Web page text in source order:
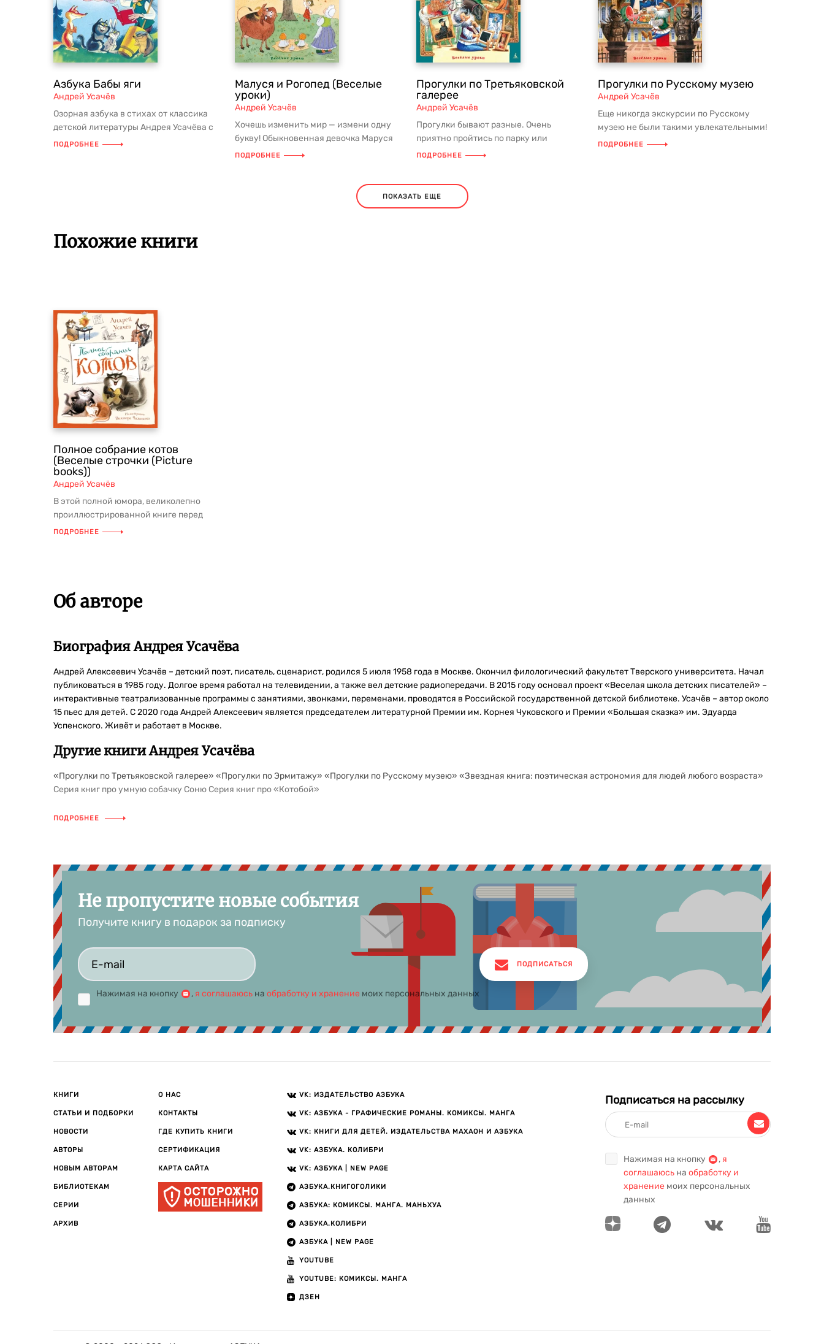
Азбука Бабы яги
Андрей Усачёв
Озорная азбука в стихах от классика
детской литературы Андрея Усачёва с
неповторимыми иллюстрациями ...
ПОДРОБНЕЕ
Малуся и Рогопед (Веселые
уроки)
Андрей Усачёв
Хочешь изменить мир — измени одну
букву! Обыкновенная девочка Маруся
ужасно не любила ни с кем знак...
ПОДРОБНЕЕ
Прогулки по Третьяковской
галерее
Андрей Усачёв
Прогулки бывают разные. Очень
приятно пройтись по парку или
побродить вдоль берега моря, но есть
ПОДРОБНЕЕ
Прогулки по Русскому музею
Андрей Усачёв
Еще никогда экскурсии по Русскому
музею не были такими увлекательными!
В этой развивающей книге Андр...
ПОДРОБНЕЕ
ПОКАЗАТЬ ЕЩЕ
Похожие книги
Полное собрание котов
(Веселые строчки (Picture
books))
Андрей Усачёв
В этой полной юмора, великолепно
проиллюстрированной книге перед
читателями предстанут коты всех пор...
ПОДРОБНЕЕ
Об авторе
Биография Андрея Усачёва
Андрей Алексеевич Усачёв – детский поэт, писатель, сценарист, родился 5 июля 1958 года в Москве. Окончил филологический факультет Тверского университета. Начал
публиковаться в 1985 году. Долгое время работал на телевидении, а также вел детские радиопередачи. В 2015 году основал проект «Веселая школа детских писателей» –
интерактивные театрализованные программы с занятиями, звонками, переменами, проводятся в Российской государственной детской библиотеке. Усачёв – автор около
15 пьес для детей. С 2020 года Андрей Алексеевич является председателем литературной Премии им. Корнея Чуковского и Премии «Большая сказка» им. Эдуарда
Успенского. Живёт и работает в Москве.
Другие книги Андрея Усачёва
«Прогулки по Третьяковской галерее» «Прогулки по Эрмитажу» «Прогулки по Русскому музею» «Звездная книга: поэтическая астрономия для людей любого возраста»
Серия книг про умную собачку Соню Серия книг про «Котобой»
ПОДРОБНЕЕ
Не пропустите новые события
Получите книгу в подарок за подписку
Нажимая на кнопку , я соглашаюсь на обработку и хранение моих персональных данных
ПОДПИСАТЬСЯ
КНИГИ
СТАТЬИ И ПОДБОРКИ
НОВОСТИ
АВТОРЫ
НОВЫМ АВТОРАМ
БИБЛИОТЕКАМ
СЕРИИ
АРХИВ
О НАС
КОНТАКТЫ
ГДЕ КУПИТЬ КНИГИ
СЕРТИФИКАЦИЯ
КАРТА САЙТА
VK: ИЗДАТЕЛЬСТВО АЗБУКА
VK: АЗБУКА - ГРАФИЧЕСКИЕ РОМАНЫ. КОМИКСЫ. МАНГА
VK: КНИГИ ДЛЯ ДЕТЕЙ. ИЗДАТЕЛЬСТВА МАХАОН И АЗБУКА
VK: АЗБУКА. КОЛИБРИ
VK: АЗБУКА | NEW PAGE
АЗБУКА.КНИГОГОЛИКИ
АЗБУКА: КОМИКСЫ. МАНГА. МАНЬХУА
АЗБУКА.КОЛИБРИ
АЗБУКА | NEW PAGE
YOUTUBE
YOUTUBE: КОМИКСЫ. МАНГА
ДЗЕН
Подписаться на рассылку
Нажимая на кнопку , я
соглашаюсь на обработку и
хранение моих персональных
данных